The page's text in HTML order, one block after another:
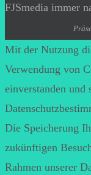
FJSmedia immer
Mit der Nutzung
Verwendung von
einverstanden und
Die Speicherung
zukünftigen
Rahmen unserer